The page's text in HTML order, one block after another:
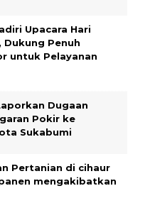
Upacara Hari
Dukung Penuh
untuk Pelayanan
Dugaan
Pokir ke
Sukabumi
Pertanian di cihaur
mengakibatkan